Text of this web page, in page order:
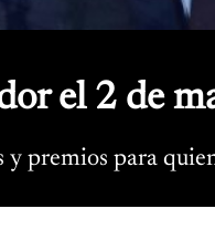
el 2 de
y premios para